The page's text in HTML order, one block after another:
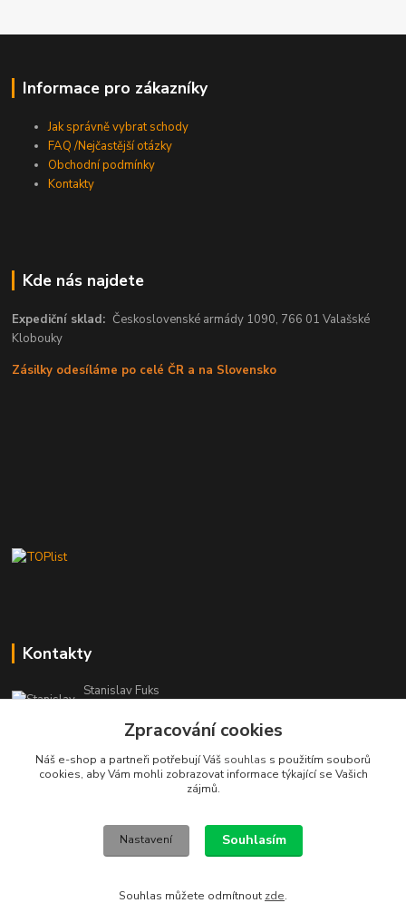
Informace pro zákazníky
Jak správně vybrat schody
FAQ /Nejčastější otázky
Obchodní podmínky
Kontakty
Kde nás najdete
Expediční sklad:Československé armády 1090, 766 01 Valašské
Klobouky
Zásilky odesíláme po celé ČR a na Slovensko
Kontakty
Stanislav Fuks
Po-Čt 7.00 - 16.00 hod. Pá 7.00 - 12.00 hod.
info@schodyplus.cz
Copyright (c) 2012-2026 SCHODYPLUS všechna práva vyhrazena
Zpracování cookies
Náš e-shop a partneři potřebují Váš souhlas s použitím souborů
cookies, aby Vám mohli zobrazovat informace týkající se Vašich
zájmů.
Nastavení Souhlasím
Souhlas můžete odmítnout zde.